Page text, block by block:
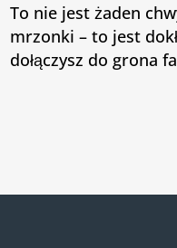
To nie jest żaden
mrzonki – to jest
dołączysz do grona